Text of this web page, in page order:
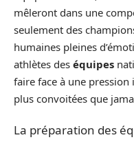
mêleront dans une
seulement des
humaines pleines
athlètes des équipes
faire face à une pression
plus convoitées que
La préparation des